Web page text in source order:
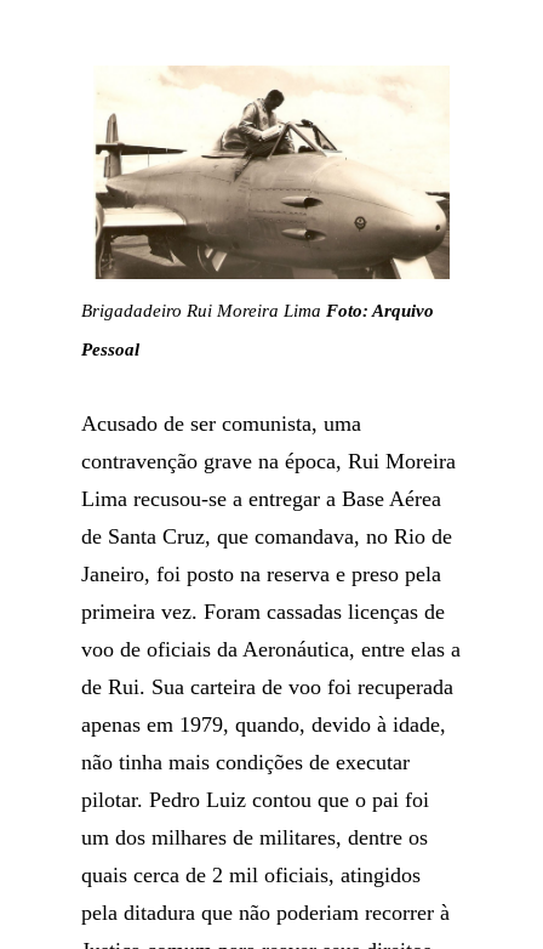
Brigadadeiro Rui Moreira Lima Foto: Arquivo
Pessoal
Acusado de ser comunista, uma
contravenção grave na época, Rui Moreira
Lima recusou-se a entregar a Base Aérea
de Santa Cruz, que comandava, no Rio de
Janeiro, foi posto na reserva e preso pela
primeira vez. Foram cassadas licenças de
voo de oficiais da Aeronáutica, entre elas a
de Rui. Sua carteira de voo foi recuperada
apenas em 1979, quando, devido à idade,
não tinha mais condições de executar
pilotar. Pedro Luiz contou que o pai foi
um dos milhares de militares, dentre os
quais cerca de 2 mil oficiais, atingidos
pela ditadura que não poderiam recorrer à